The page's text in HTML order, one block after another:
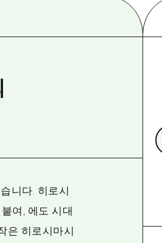
니다. 히로시
여, 에도 시대
은 히로시마시